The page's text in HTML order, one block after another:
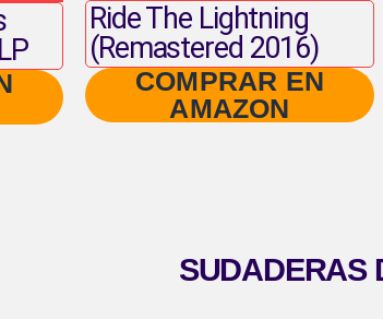
Ride The Lightning
(Remastered 2016)
COMPRAR EN
AMAZON
SUDADERAS